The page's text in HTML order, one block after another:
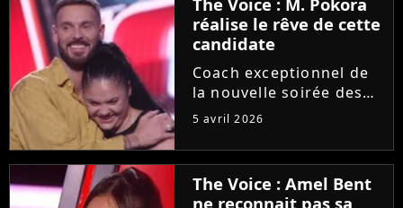
réalise le rêve de cette
candidate
Coach exceptionnel de
la nouvelle soirée des
auditions à l'aveugle de
a accepté de partager
un moment privilégié
avec une candidate
5 avril 2026
The Voice : Amel Bent
ne reconnait pas sa